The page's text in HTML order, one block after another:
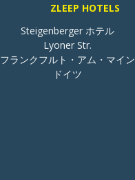
ZLEEP HOTELS
Steigenberger ホテル
Lyoner Str.
フランクフルト・アム・マイン
ドイツ